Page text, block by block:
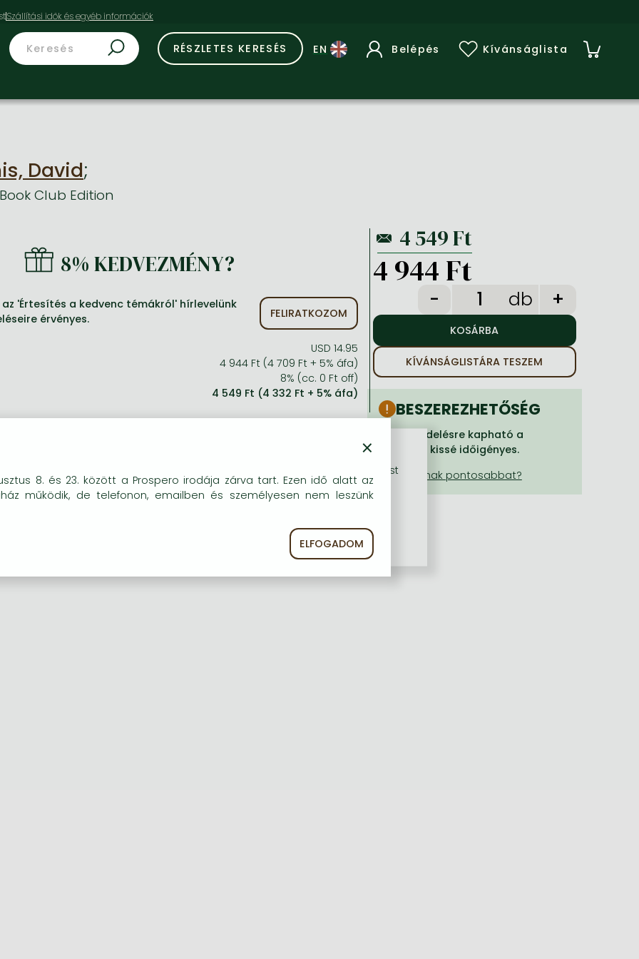
RÉSZLETES KERESÉS Belépés Kívánságlista
David;
Club Edition
8% KEDVEZMÉNY?
az 'Értesítés a kedvenc témákról' hírlevelünk
érvényes.
FELIRATKOZOM
USD 14.95
4 944 Ft (4 709 Ft + 5% áfa)
8% (cc. 0 Ft off)
4 549 Ft (4 332 Ft + 5% áfa)
4 944 Ft
db
KÍVÁNSÁGLISTÁRA TESZEM
BESZEREZHETŐSÉG
Csak rendelésre kapható a
kiadónál, kissé időigényes.
×
8. és 23. között a Prospero irodája zárva tart. Ezen idő alatt az
működik, de telefonon, emailben és személyesen nem leszünk
ELFOGADOM
kat (sütiket) használunk, melyek célja, hogy teljesebb körű szolgáltatást
részére.